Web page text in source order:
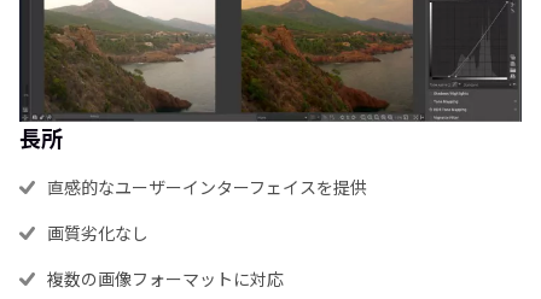
長所
直感的なユーザーインターフェイスを提供
画質劣化なし
複数の画像フォーマットに対応